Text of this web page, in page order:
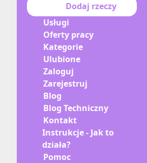
Dodaj rzeczy
Usługi
Oferty pracy
Kategorie
Ulubione
Zaloguj
Zarejestruj
Blog
Blog Techniczny
Kontakt
Instrukcje - Jak to
działa?
Pomoc